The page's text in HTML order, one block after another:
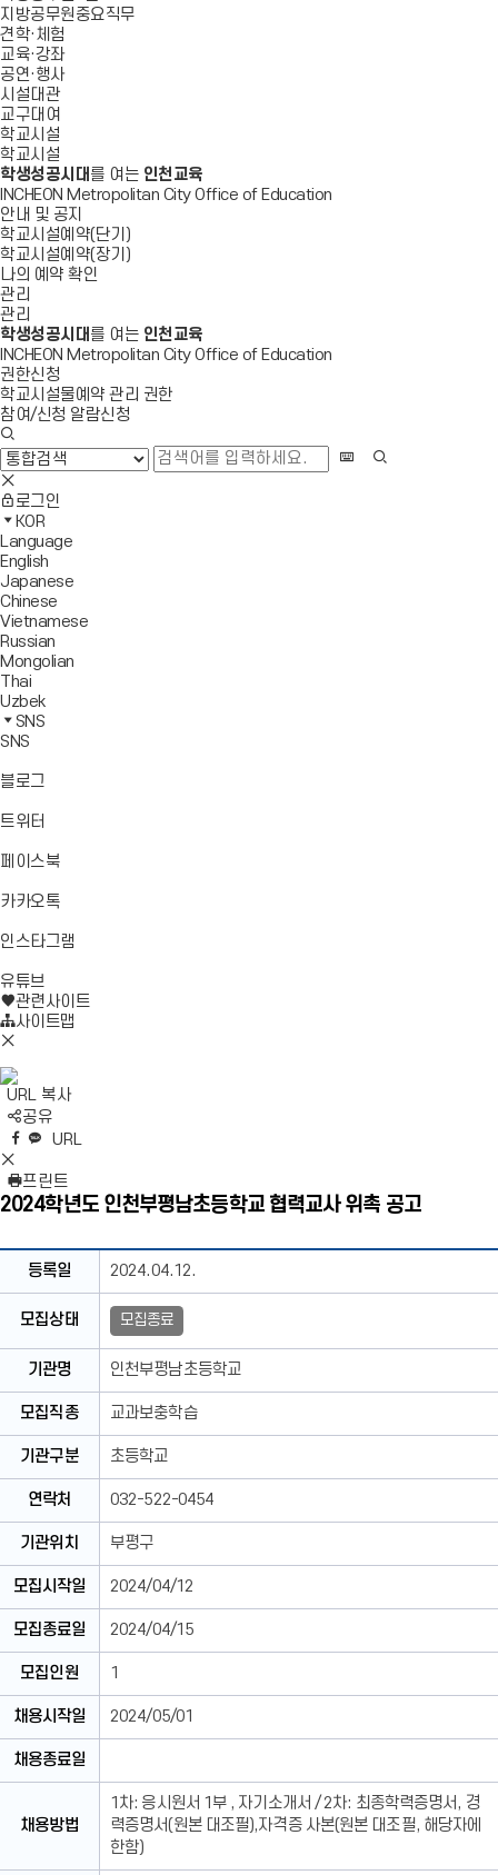
지방공무원중요직무
견학·체험
교육·강좌
공연·행사
시설대관
교구대여
학교시설
학교시설
학생성공시대 를 여는 인천교육
INCHEON Metropolitan City Office of Education
안내 및 공지
학교시설예약(단기)
학교시설예약(장기)
나의 예약 확인
관리
관리
학생성공시대 를 여는 인천교육
INCHEON Metropolitan City Office of Education
권한신청
학교시설물예약 관리 권한
참여/신청 알람신청
검
색
창
열
기
검
검
색
영
역
닫
기
사
이
트
맵
이
동
모
바
일
메
뉴
열
기
전
체
메
뉴
로그인
KOR
Language
English
Japanese
Chinese
Vietnamese
Russian
Mongolian
Thai
Uzbek
SNS
SNS
블로그
트위터
가
페이스북바
가
카카오톡바
가
인스타그램
기
유튜브
로
가
관련사이트
사이트맵
모
일
메
뉴
닫
기
URL 복사
공유
N
영
역
펼
기
네
이
버
밴
드
엑
스
공
유
페
스
북
공
카
오
톡
공
URL
S
N
S
프린트
2024학년도 인천부평남초등학교 협력교사 위촉 공고
상
보
테
블
등록일 2024.04.12.
모집상태 모집종료
기관명 인천부평남초등학교
모집직종 교과보충학습
기관구분 초등학교
연락처 032-522-0454
기관위치 부평구
모집시작일 2024/04/12
모집종료일 2024/04/15
모집인원 1
채용시작일 2024/05/01
채용종료일
채용방법
1차: 응시원서 1부 , 자기소개서 / 2차: 최종학력증명서, 경
력증명서(원본 대조필),자격증 사본(원본 대조필, 해당자에
한함)